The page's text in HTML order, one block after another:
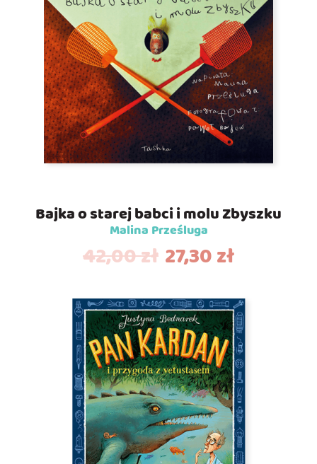
Bajka o starej babci i molu Zbyszku
Malina Prześluga
42,00zł 27,30zł